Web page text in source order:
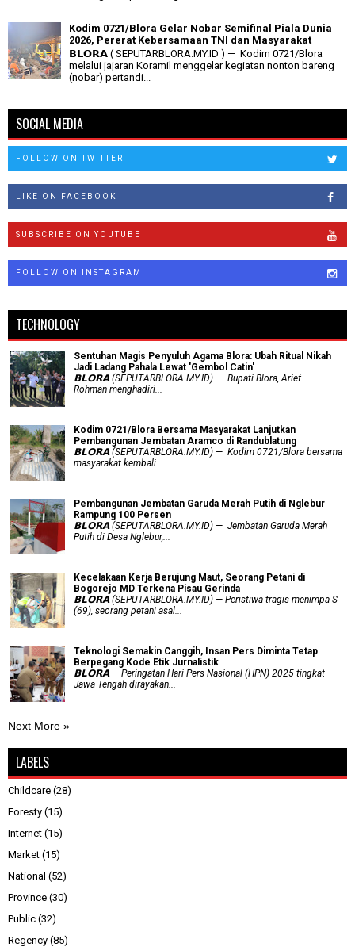
Kodim 0721/Blora Gelar Nobar Semifinal Piala Dunia
2026, Pererat Kebersamaan TNI dan Masyarakat
𝗕𝗟𝗢𝗥𝗔 ( SEPUTARBLORA.MY.ID ) — Kodim 0721/Blora
melalui jajaran Koramil menggelar kegiatan nonton bareng
(nobar) pertandi...
SOCIAL MEDIA
FOLLOW ON TWITTER
LIKE ON FACEBOOK
SUBSCRIBE ON YOUTUBE
FOLLOW ON INSTAGRAM
TECHNOLOGY
Sentuhan Magis Penyuluh Agama Blora: Ubah Ritual Nikah
Jadi Ladang Pahala Lewat 'Gembol Catin'
𝗕𝗟𝗢𝗥𝗔 (SEPUTARBLORA.MY.ID) — Bupati Blora, Arief
Rohman menghadiri...
Kodim 0721/Blora Bersama Masyarakat Lanjutkan
Pembangunan Jembatan Aramco di Randublatung
𝗕𝗟𝗢𝗥𝗔 (SEPUTARBLORA.MY.ID) — Kodim 0721/Blora bersama
masyarakat kembali...
Pembangunan Jembatan Garuda Merah Putih di Nglebur
Rampung 100 Persen
𝗕𝗟𝗢𝗥𝗔 (SEPUTARBLORA.MY.ID) — Jembatan Garuda Merah
Putih di Desa Nglebur,...
Kecelakaan Kerja Berujung Maut, Seorang Petani di
Bogorejo MD Terkena Pisau Gerinda
𝗕𝗟𝗢𝗥𝗔 (SEPUTARBLORA.MY.ID) — Peristiwa tragis menimpa S
(69), seorang petani asal...
Teknologi Semakin Canggih, Insan Pers Diminta Tetap
Berpegang Kode Etik Jurnalistik
𝗕𝗟𝗢𝗥𝗔 — Peringatan Hari Pers Nasional (HPN) 2025 tingkat
Jawa Tengah dirayakan...
Next More »
LABELS
Childcare (28)
Foresty (15)
Internet (15)
Market (15)
National (52)
Province (30)
Public (32)
Regency (85)